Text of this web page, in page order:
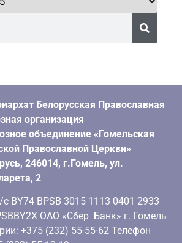
Белорусская Православная
организация
объединение «Гомельская
Православной Церкви»
246014, г.Гомель, ул.
2
BY74 BPSB 3015 1113 0401 2933
ОАО «Сбер Банк» г. Гомель
+375 (232) 55-55-62 Телефон